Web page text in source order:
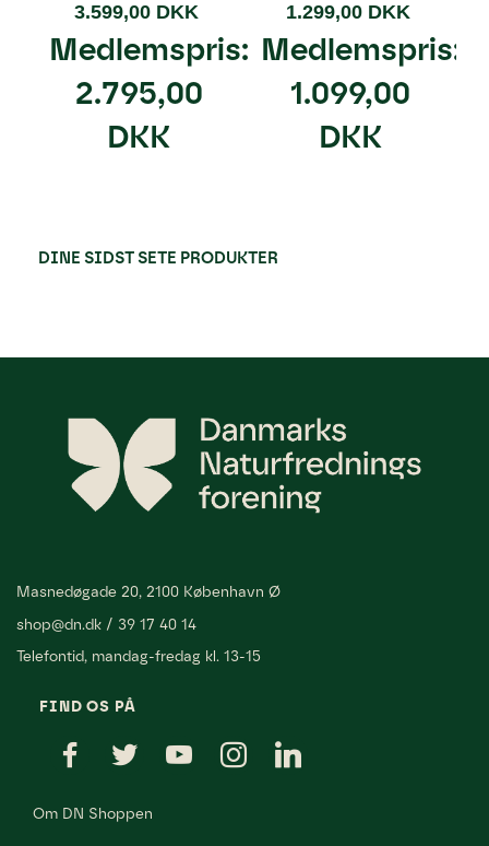
3.599,00 DKK
Medlemspris:
2.795,00
DKK
1.299,00 DKK
Medlemspris:
1.099,00
DKK
DINE SIDST SETE PRODUKTER
Masnedøgade 20, 2100 København Ø
shop@dn.dk / 39 17 40 14
Telefontid, mandag-fredag kl. 13-15
FIND OS PÅ
Om DN Shoppen